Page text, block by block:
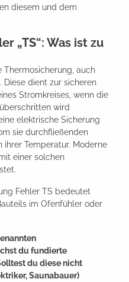
diesem und dem
„TS“: Was ist zu
Thermosicherung, auch
dient zur sicheren
Stromkreises, wenn die
wird
elektrische Sicherung
sie durchfließenden
ihrer Temperatur. Moderne
einer solchen
Fehler TS bedeutet
im Ofenfühler oder
du fundierte
du diese nicht
Saunabauer)